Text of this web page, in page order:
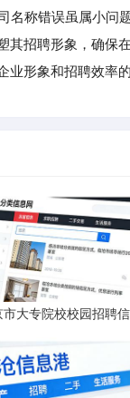
名称错误虽属小问
其招聘形象，确保
形象和招聘效率的